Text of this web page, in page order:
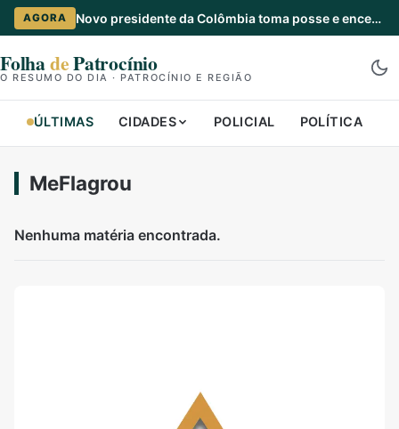
AGORA Novo presidente da Colômbia toma posse e encerra era de esquerda
FolhadePatrocínio
O RESUMO DO DIA · PATROCÍNIO E REGIÃO
ÚLTIMAS CIDADES POLICIAL POLÍTICA
MeFlagrou
Nenhuma matéria encontrada.